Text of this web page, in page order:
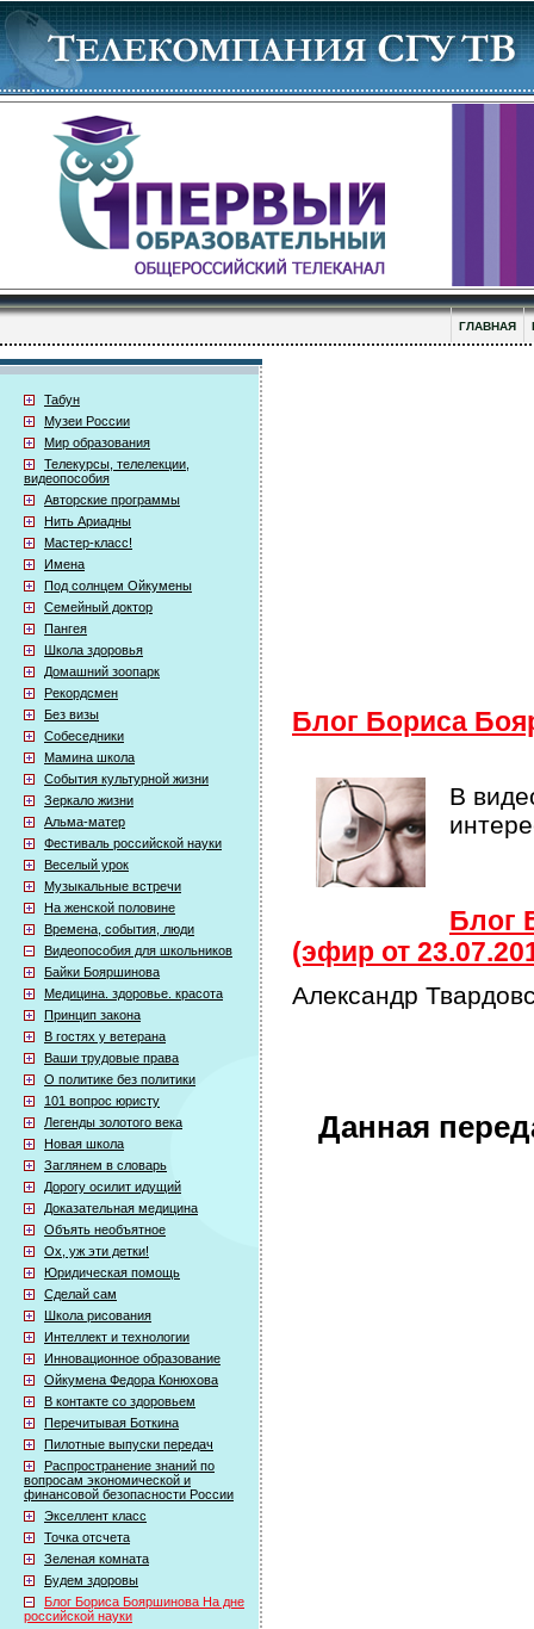
ГЛАВНАЯ
Табун
Музеи России
Мир образования
Телекурсы, телелекции,
видеопособия
Авторские программы
Нить Ариадны
Мастер-класс!
Имена
Под солнцем Ойкумены
Семейный доктор
Пангея
Школа здоровья
Домашний зоопарк
Рекордсмен
Без визы
Собеседники
Мамина школа
События культурной жизни
Зеркало жизни
Альма-матер
Фестиваль российской науки
Веселый урок
Музыкальные встречи
На женской половине
Времена, события, люди
Видеопособия для школьников
Байки Бояршинова
Медицина. здоровье. красота
Принцип закона
В гостях у ветерана
Ваши трудовые права
О политике без политики
101 вопрос юристу
Легенды золотого века
Новая школа
Заглянем в словарь
Дорогу осилит идущий
Доказательная медицина
Объять необъятное
Ох, уж эти детки!
Юридическая помощь
Сделай сам
Школа рисования
Интеллект и технологии
Инновационное образование
Ойкумена Федора Конюхова
В контакте со здоровьем
Перечитывая Боткина
Пилотные выпуски передач
Распространение знаний по
вопросам экономической и
финансовой безопасности России
Экселлент класс
Точка отсчета
Зеленая комната
Будем здоровы
Блог Бориса Бояршинова На дне
российской науки
Блог Бориса
В
Блог
(эфир от
Александр
Данная